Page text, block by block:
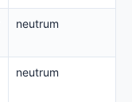
neutrum
neutrum